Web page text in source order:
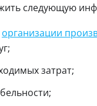
следующую
организации
затрат;